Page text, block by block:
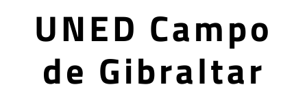
UNED Campo
de Gibraltar